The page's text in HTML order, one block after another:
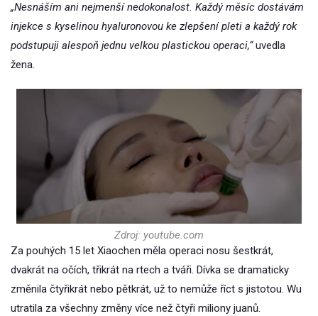
„Nesnáším ani nejmenší nedokonalost. Každý měsíc dostávám
injekce s kyselinou hyaluronovou ke zlepšení pleti a každý rok
podstupuji alespoň jednu velkou plastickou operaci,“uvedla
žena.
Zdroj: youtube.com
Za pouhých 15 let Xiaochen měla operaci nosu šestkrát,
dvakrát na očích, třikrát na rtech a tváři. Dívka se dramaticky
změnila čtyřikrát nebo pětkrát, už to nemůže říct s jistotou. Wu
utratila za všechny změny více než čtyři miliony juanů.